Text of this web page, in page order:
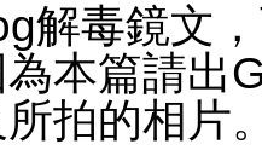
解毒鏡文
本篇請出
拍的相片